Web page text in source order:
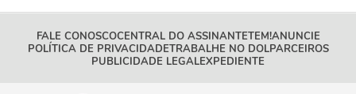
FALE CONOSCOCENTRAL DO ASSINANTETEM!ANUNCIE
POLÍTICA DE PRIVACIDADETRABALHE NO DOLPARCEIROS
PUBLICIDADE LEGALEXPEDIENTE